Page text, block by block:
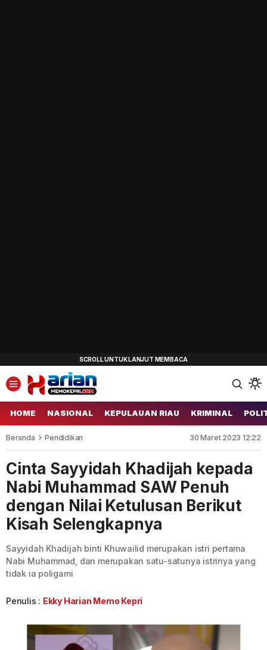
HOME NASIONAL KEPULAUAN RIAU KRIMINAL
Beranda Pendidikan 30 Maret 2023 12:22
Cinta Sayyidah Khadijah kepada
Nabi Muhammad SAW Penuh
dengan Nilai Ketulusan Berikut
Kisah Selengkapnya
Sayyidah Khadijah binti Khuwailid merupakan istri pertama
Nabi Muhammad, dan merupakan satu-satunya istrinya yang
tidak ia poligami
Penulis : Ekky Harian Memo Kepri